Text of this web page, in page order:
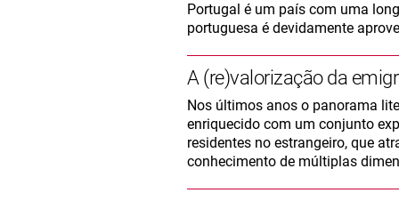
Portugal é um país com uma
portuguesa é devidamente
A (re)valorização da
Nos últimos anos o panorama
enriquecido com um conjunto
residentes no estrangeiro, que
conhecimento de múltiplas